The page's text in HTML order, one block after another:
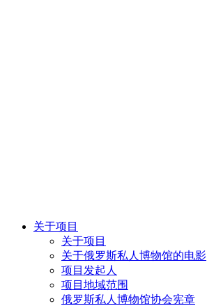
关于项目
关于项目
关于俄罗斯私人博物馆的电影
项目发起人
项目地域范围
俄罗斯私人博物馆协会宪章